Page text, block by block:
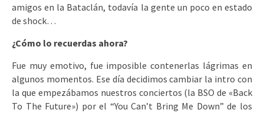
amigos en la Bataclán, todavía la gente un poco en estado
de shock…
¿Cómo lo recuerdas ahora?
Fue muy emotivo, fue imposible contenerlas lágrimas en
algunos momentos. Ese día decidimos cambiar la intro con
la que empezábamos nuestros conciertos (la BSO de «Back
To The Future») por el “You Can’t Bring Me Down” de los